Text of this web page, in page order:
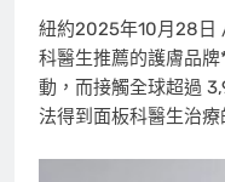
紐約2025年10月28日
科醫生推薦的護膚品
動，而接觸全球超過
法得到面板科醫生治療